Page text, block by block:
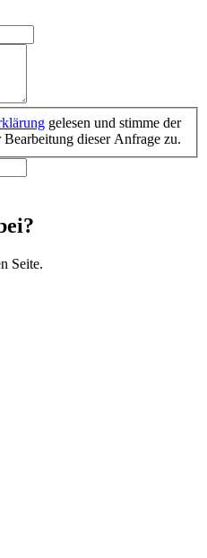
gelesen und stimme der
dieser Anfrage zu.
Seite.